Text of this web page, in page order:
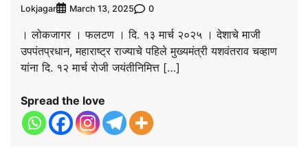
Lokjagar March 13, 2025 0
। लोकजागर । फलटण । दि. १३ मार्च २०२५ । देशाचे माजी
उपपंतप्रधान, महाराष्ट्र राज्याचे पहिले मुख्यमंत्री यशवंतराव चव्हाण
यांना दि. १२ मार्च रोजी जयंतीनिमित्त […]
Spread the love